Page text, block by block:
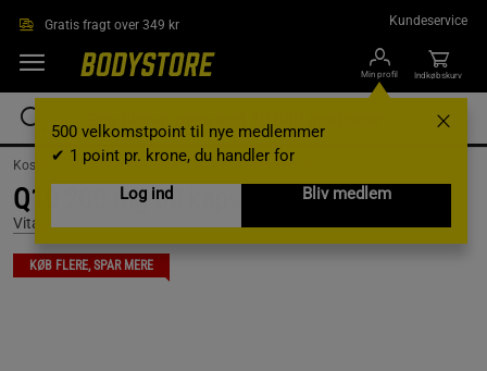
Gratis fragt over 349 kr Kundeservice
Min profil
500 velkomstpoint til nye medlemmer
✔ 1 point pr. krone, du handler for
Log ind
Bliv medlem
Indkøbskurv
Kosttilskud / Vitaminer og mineraler / Mikronæringsstoffer
Q10 200 mg 60 kapslar
Vitaprana
KØB FLERE, SPAR MERE